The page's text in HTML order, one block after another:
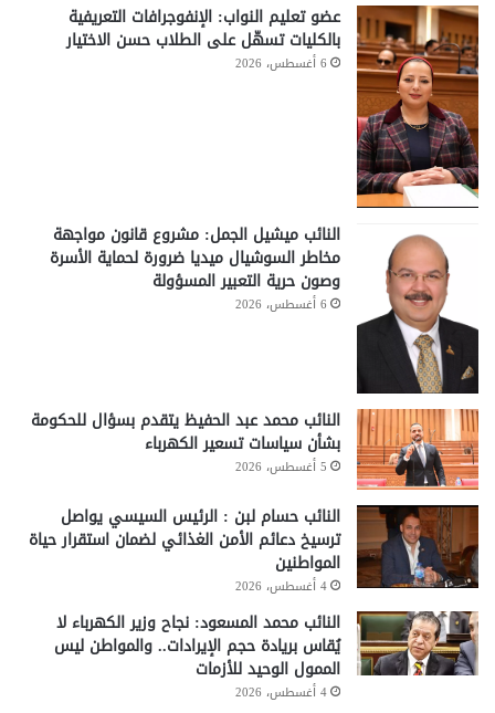
عضو تعليم النواب: الإنفوجرافات التعريفية
بالكليات تسهّل على الطلاب حسن الاختيار
6 أغسطس، 2026
النائب ميشيل الجمل: مشروع قانون مواجهة
مخاطر السوشيال ميديا ضرورة لحماية الأسرة
وصون حرية التعبير المسؤولة
6 أغسطس، 2026
النائب محمد عبد الحفيظ يتقدم بسؤال للحكومة
بشأن سياسات تسعير الكهرباء
5 أغسطس، 2026
النائب حسام لبن : الرئيس السيسي يواصل
ترسيخ دعائم الأمن الغذائي لضمان استقرار حياة
المواطنين
4 أغسطس، 2026
النائب محمد المسعود: نجاح وزير الكهرباء لا
يُقاس بريادة حجم الإيرادات.. والمواطن ليس
الممول الوحيد للأزمات
4 أغسطس، 2026